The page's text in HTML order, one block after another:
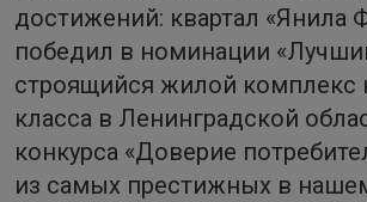
достижений: квартал «Янила
победил в номинации
строящийся жилой комплекс
класса в Ленинградской
конкурса «Доверие
из самых престижных в